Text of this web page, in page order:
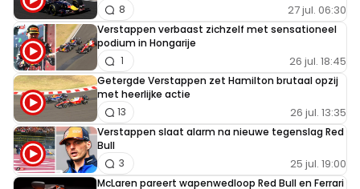
27 jul. 06:30
8
Verstappen verbaast zichzelf met sensationeel
podium in Hongarije
26 jul. 18:45
1
Getergde Verstappen zet Hamilton brutaal opzij
met heerlijke actie
26 jul. 13:35
13
Verstappen slaat alarm na nieuwe tegenslag Red
Bull
25 jul. 19:00
3
McLaren pareert wapenwedloop Red Bull en Ferrari